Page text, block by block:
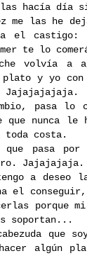
las hacía día
me las he
el castigo:
te lo
volvía a
plato y yo
Jajajajajaja.
pasa lo
que nunca le
toda costa.
pasa por
Jajajajaja.
a deseo
el conseguir,
porque
soportan...
que
algún